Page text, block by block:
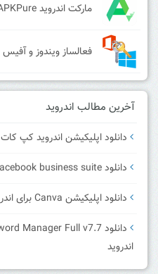
مارکت اندروید APKPure
فعالساز ویندوز و آفیس
آخرین مطالب اندروید
دانلود اپلیکیشن اندروید کپ کات CapCut
دانلود facebook business suite مدیریت پیج اینستاگرام
دانلود اپلیکیشن Canva برای اندروید نسخه 2.139.0
اندروید